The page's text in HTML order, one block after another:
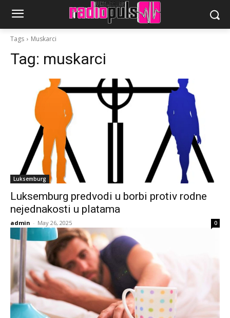
Tags Muskarci
Tag: muskarci
Luksemburg
Luksemburg predvodi u borbi protiv rodne
nejednakosti u platama
admin - May 26, 2025 0